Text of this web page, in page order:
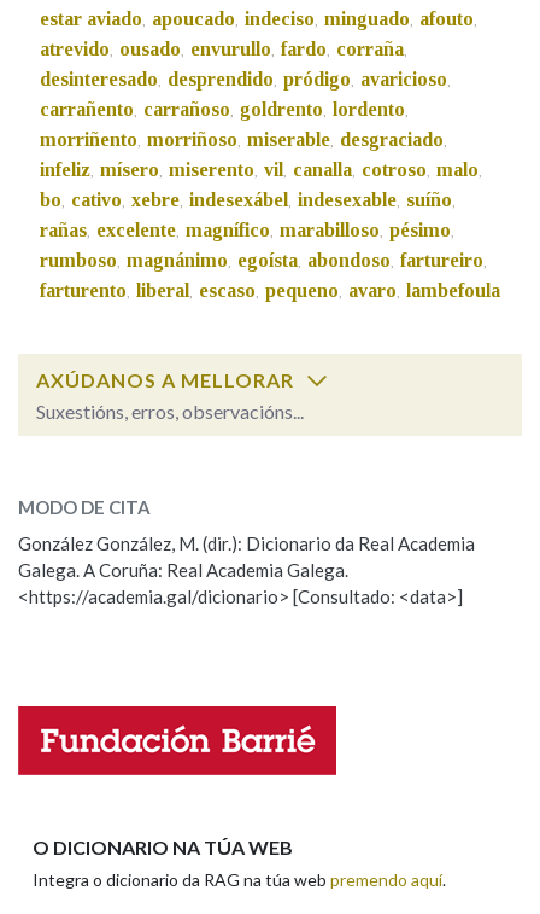
OUTRAS OPCIÓNS DE BUSCA
Marcas gramaticais
Pertence a
estar aviado, apoucado, indeciso, minguado, afouto,
atrevido, ousado, envurullo, fardo, corraña,
desinteresado, desprendido, pródigo, avaricioso,
carrañento, carrañoso, goldrento, lordento,
morriñento, morriñoso, miserable, desgraciado,
infeliz, mísero, miserento, vil , canalla, cotroso, malo,
bo, cativo, xebre, indesexábel , indesexable, suíño,
rañas, excelente, magnífico, marabilloso, pésimo,
rumboso, magnánimo, egoísta, abondoso, fartureiro,
farturento, liberal , escaso, pequeno, avaro, lambefoula
AXÚDANOS A MELLORAR
Suxestións, erros, observacións...
ESCOLLE UNHA OPCIÓN:
Observación Hai un erro na palabra
Propoño mellorar a definición
Nome
MODO DE CITA
González González, M. (dir.): Dicionario da Real Academia
Galega. A Coruña: Real Academia Galega.
<https://academia.gal/dicionario> [Consultado: <data>]
O DICIONARIO NA TÚA WEB
Integra o dicionario da RAG na túa web premendo aquí.